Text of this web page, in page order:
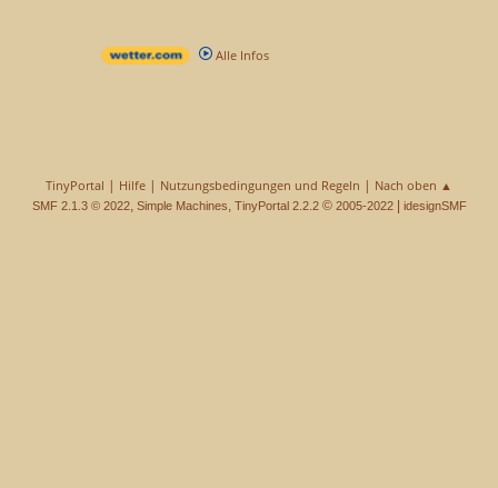
Alle Infos
TinyPortal | Hilfe | Nutzungsbedingungen und Regeln | Nach oben ▲
SMF 2.1.3 © 2022, Simple Machines, TinyPortal 2.2.2© 2005-2022| idesignSMF